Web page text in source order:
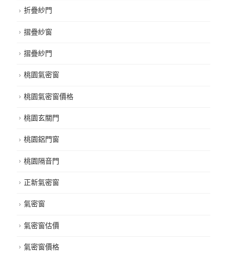
折疊紗門
摺疊紗窗
摺疊紗門
桃園氣密窗
桃園氣密窗價格
桃園玄關門
桃園鋁門窗
桃園隔音門
正新氣密窗
氣密窗
氣密窗估價
氣密窗價格